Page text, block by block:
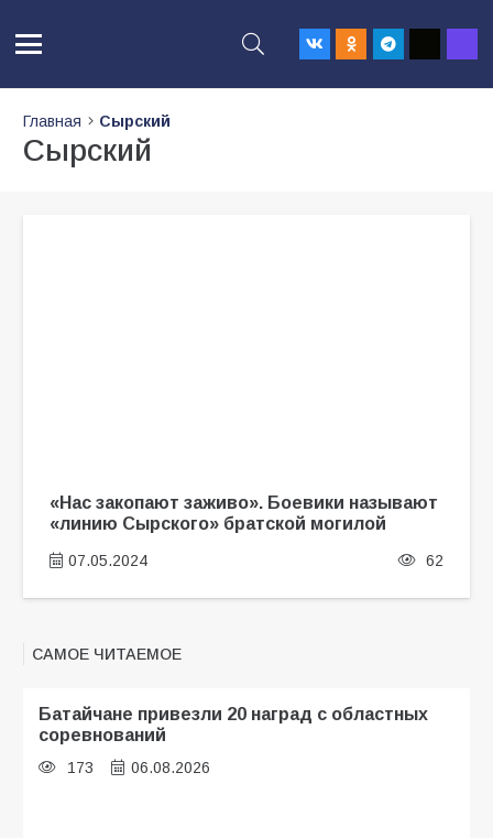
Главная Сырский
Сырский
«Нас закопают заживо». Боевики называют
«линию Сырского» братской могилой
07.05.2024 62
САМОЕ ЧИТАЕМОЕ
Батайчане привезли 20 наград с областных
соревнований
173 06.08.2026